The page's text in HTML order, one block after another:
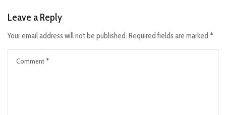
Leave a Reply
Your email address will not be published. Required fields are marked *